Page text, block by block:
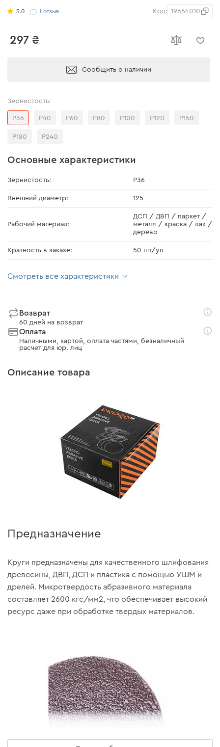
5.0 1отзыв Код: 19654010
297 ₴
Сообщить о наличии
Зернистость:
Р36 Р40 Р60 Р80 Р100 Р120 Р150
Р180 Р240
Основные характеристики
Зернистость: Р36
Внешний диаметр: 125
Рабочий материал:
ДСП / ДВП / паркет /
металл / краска / лак /
дерево
Кратность в заказе: 50 шт/уп
Смотреть все характеристики
Возврат
60 дней на возврат
Оплата
Наличными, картой, оплата частями, безналичный
расчет для юр. лиц
Описание товара
Предназначение
Круги предназначены для качественного шлифования
древесины, ДВП, ДСП и пластика с помощью УШМ и
дрелей. Микротвердость абразивного материала
составляет 2600 кгс/мм2, что обеспечивает высокий
ресурс даже при обработке твердых материалов.